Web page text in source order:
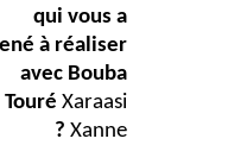
qui vous a
à réaliser
avec Bouba
Touré Xaraasi
Xanne
?